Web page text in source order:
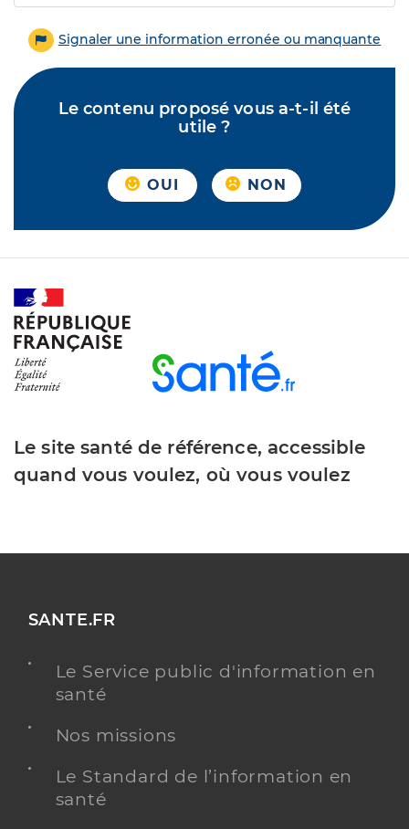
Signaler une information erronée ou manquante
Le contenu proposé vous a-t-il été
utile ?
OUI NON
Le site santé de référence, accessible
quand vous voulez, où vous voulez
SANTE.FR
Le Service public d'information en
santé
Nos missions
Le Standard de l’information en
santé